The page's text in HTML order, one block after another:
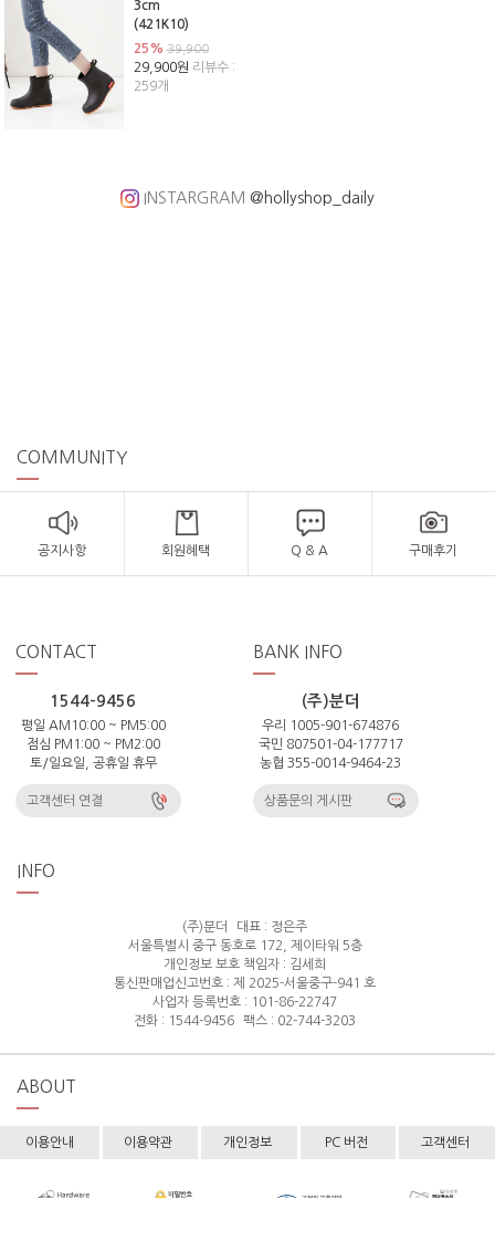
3cm
(421K10)
25%39,900
29,900원 리뷰수 :
259개
INSTARGRAM @hollyshop_daily
COMMUNITY
공지사항 회원혜택 Q & A 구매후기
CONTACT
1544-9456
평일 AM10:00 ~ PM5:00
점심 PM1:00 ~ PM2:00
토/일요일, 공휴일 휴무
고객센터 연결
BANK INFO
(주)분더
우리 1005-901-674876
국민 807501-04-177717
농협 355-0014-9464-23
상품문의 게시판
INFO
(주)분더
대표 : 정은주
서울특별시 중구 동호로 172, 제이타워 5층
개인정보 보호 책임자 : 김세희
통신판매업신고번호 : 제 2025-서울중구-941 호
사업자 등록번호 : 101-86-22747
전화 : 1544-9456
팩스 : 02-744-3203
ABOUT
이용안내 이용약관 개인정보 PC 버전 고객센터